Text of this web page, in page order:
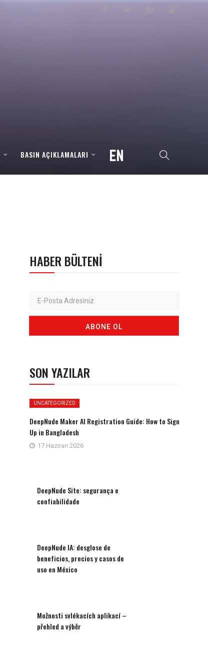
BASIN AÇIKLAMALARI
HABER BÜLTENI
SON YAZILAR
UNCATEGORIZED
DeepNude Maker AI Registration Guide: How to Sign
Up in Bangladesh
17 Haziran 2026
DeepNude Site: segurança e
confiabilidade
DeepNude IA: desglose de
beneficios, precios y casos de
uso en México
Možnosti svlékacích aplikací –
přehled a výběr